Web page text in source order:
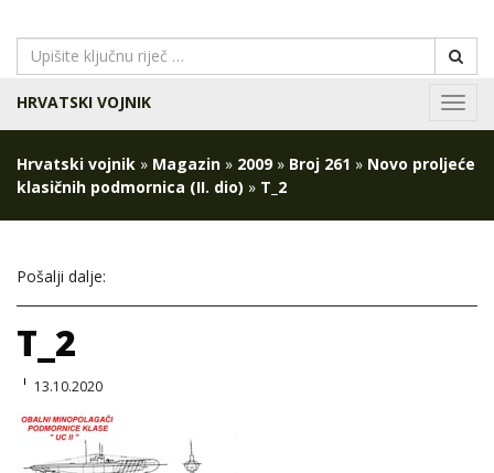
HRVATSKI VOJNIK
Hrvatski vojnik » Magazin » 2009» Broj 261 » Novo proljeće
klasičnih podmornica (II. dio) » T_2
Pošalji dalje:
T_2
13.10.2020